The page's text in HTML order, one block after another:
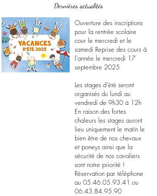
Dernières actualités
Ouverture des inscriptions
pour la rentrée scolaire
cour le mercredi et le
samedi Reprise des cours à
l'année le mercredi 17
septembre 2025
Les stages d'été seront
organisés du lundi au
vendredi de 9h30 à 12h
En raison des fortes
chaleurs les stages auront
lieu uniquement le matin le
bien être de nos chevaux
et poneys ainsi que la
sécurité de nos cavaliers
sont notre priorité !
Réservation par téléphone
au 05.46.05.93.41 .ou
06.43.84.95.90